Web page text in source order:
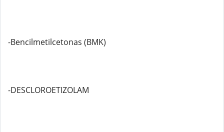
-Bencilmetilcetonas (BMK)
-DESCLOROETIZOLAM